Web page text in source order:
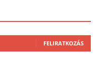
FELIRATKOZÁS